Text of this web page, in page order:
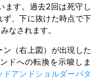
ます。過去2回は死守し
、下に抜けた時点で下
なされます。
（右上図）が出現した
ドへの転換を示唆しま
ドアンドショルダーパタ